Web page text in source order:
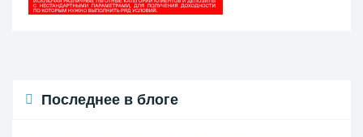
Последнее в блоге